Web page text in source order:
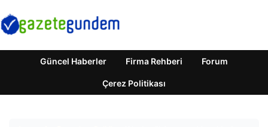
Güncel Haberler Firma Rehberi Forum
Çerez Politikası